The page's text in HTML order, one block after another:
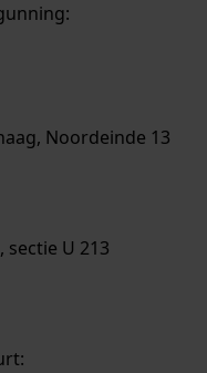
Noordeinde 13
U 213